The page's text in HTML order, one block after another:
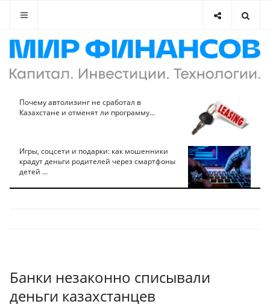
Почему автолизинг не сработал в
Казахстане и отменят ли программу...
Игры, соцсети и подарки: как мошенники
крадут деньги родителей через смартфоны
детей ...
Банки незаконно списывали
деньги казахстанцев